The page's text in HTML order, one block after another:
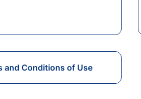
and Conditions of Use